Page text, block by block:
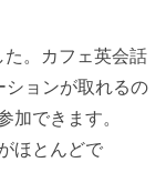
た。カフェ英会話
ションが取れるの
加できます。
ほとんどで